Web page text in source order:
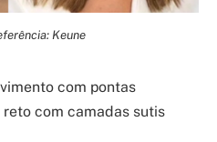
Keune
com pontas
com camadas sutis